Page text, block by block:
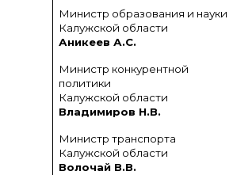
Министр образования и науки
Калужской области
Аникеев А.С.
Министр конкурентной
политики
Калужской области
Владимиров Н.В.
Министр транспорта
Калужской области
Волочай В.В.